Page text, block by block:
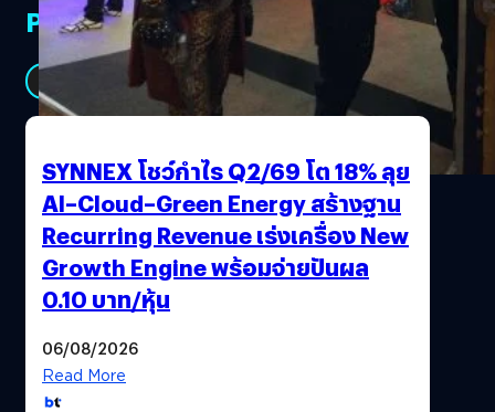
PR Partners
SYNNEX โชว์กำไร Q2/69 โต 18% ลุย
AI–Cloud–Green Energy สร้างฐาน
Recurring Revenue เร่งเครื่อง New
Growth Engine พร้อมจ่ายปันผล
0.10 บาท/หุ้น
06/08/2026
Read More